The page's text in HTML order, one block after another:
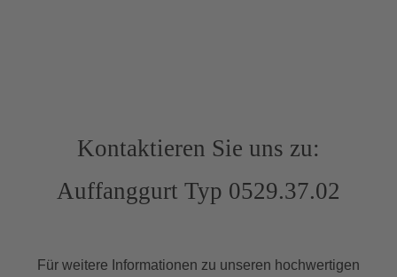
muss die für den vorgesehenen Einsatz
von einem Partner speziell für uns gefertigt und
ist optimal auf unsere Fallschutzläufer
Komfort und die höchste Sicherheit zu bieten.
Kontaktieren Sie uns zu:
Auffanggurt Typ 0529.37.02
Für weitere Informationen zu unseren hochwertigen